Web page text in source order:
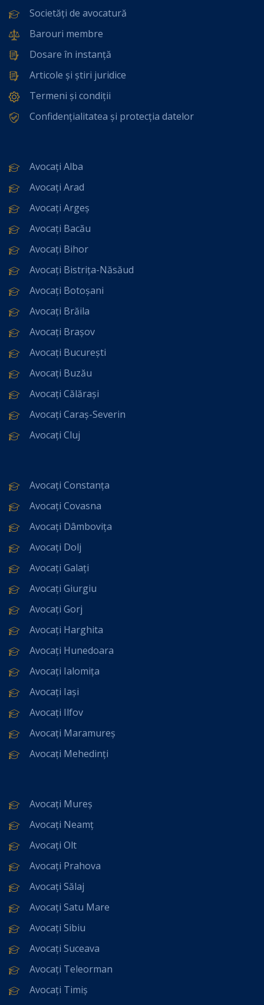
Societăți de avocatură
Barouri membre
Dosare în instanță
Articole și știri juridice
Termeni și condiții
Confidențialitatea și protecția datelor
Avocați Alba
Avocați Arad
Avocați Argeș
Avocați Bacău
Avocați Bihor
Avocați Bistrița-Năsăud
Avocați Botoșani
Avocați Brăila
Avocați Brașov
Avocați București
Avocați Buzău
Avocați Călărași
Avocați Caraș-Severin
Avocați Cluj
Avocați Constanța
Avocați Covasna
Avocați Dâmbovița
Avocați Dolj
Avocați Galați
Avocați Giurgiu
Avocați Gorj
Avocați Harghita
Avocați Hunedoara
Avocați Ialomița
Avocați Iași
Avocați Ilfov
Avocați Maramureș
Avocați Mehedinți
Avocați Mureș
Avocați Neamț
Avocați Olt
Avocați Prahova
Avocați Sălaj
Avocați Satu Mare
Avocați Sibiu
Avocați Suceava
Avocați Teleorman
Avocați Timiș